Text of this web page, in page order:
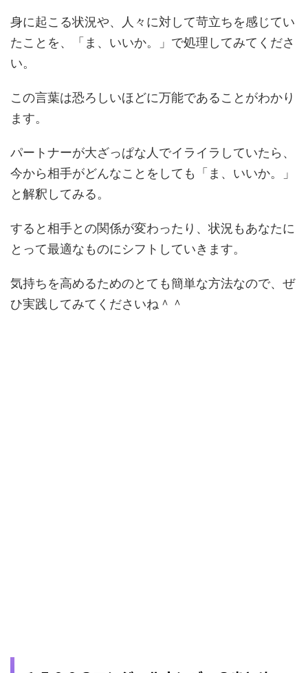
身に起こる状況や、人々に対して苛立ちを感じてい
たことを、「ま、いいか。」で処理してみてくださ
い。
この言葉は恐ろしいほどに万能であることがわかり
ます。
パートナーが大ざっぱな人でイライラしていたら、
今から相手がどんなことをしても「ま、いいか。」
と解釈してみる。
すると相手との関係が変わったり、状況もあなたに
とって最適なものにシフトしていきます。
気持ちを高めるためのとても簡単な方法なので、ぜ
ひ実践してみてくださいね＾＾